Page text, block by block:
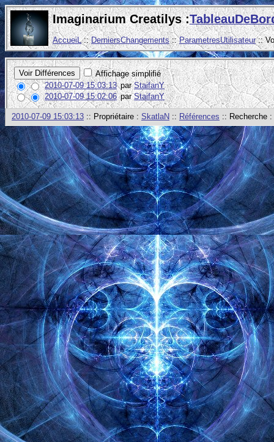
Imaginarium Creatilys :
AccueiL::DerniersChangements::ParametresUtilisateur::
Affichage simplifié
2010-07-09 15:03:13parStaifanY
2010-07-09 15:02:06parStaifanY
2010-07-09 15:03:13 :: Propriétaire : SkatlaN :: Références :: Recherche :